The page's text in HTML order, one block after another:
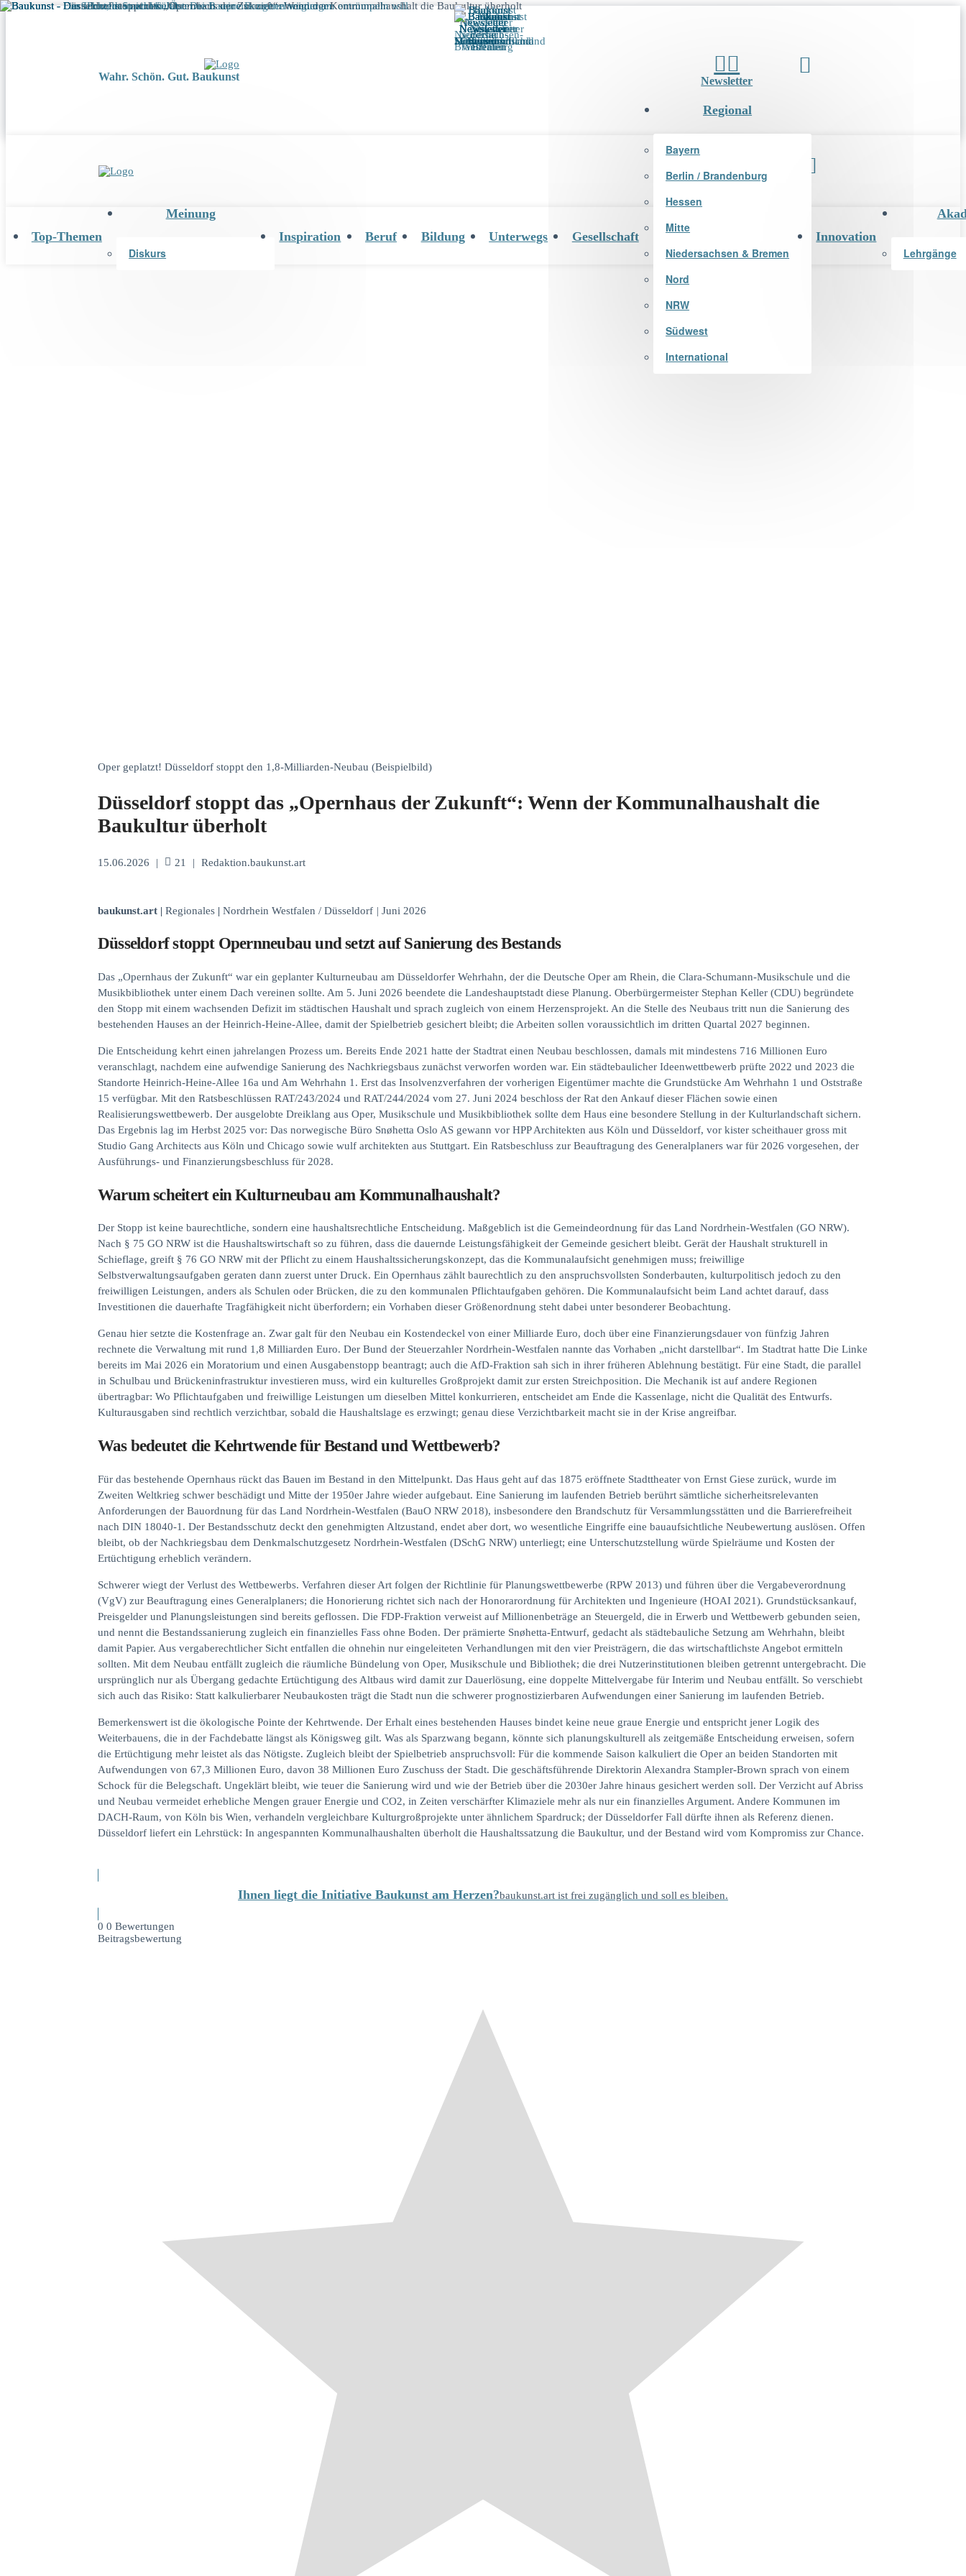
Wahr. Schön. Gut. Baukunst Newsletter
Newsletter
Top-Themen
Meinung
Diskurs
Inspiration Beruf Bildung Unterwegs Gesellschaft
Regional
Bayern
Berlin / Brandenburg
Hessen
Mitte
Niedersachsen & Bremen
Nord
NRW
Südwest
International
Innovation
Lehrgänge
Oper geplatzt! Düsseldorf stoppt den 1,8-Milliarden-Neubau (Beispielbild)
Düsseldorf stoppt das „Opernhaus der Zukunft“: Wenn der Kommunalhaushalt die
Baukultur überholt
15.06.2026 | 21 | Redaktion.baukunst.art
baukunst.art | Regionales | Nordrhein Westfalen / Düsseldorf | Juni 2026
Düsseldorf stoppt Opernneubau und setzt auf Sanierung des Bestands
Das „Opernhaus der Zukunft“ war ein geplanter Kulturneubau am Düsseldorfer Wehrhahn, der die Deutsche Oper am Rhein, die Clara-Schumann-Musikschule und die
Musikbibliothek unter einem Dach vereinen sollte. Am 5. Juni 2026 beendete die Landeshauptstadt diese Planung. Oberbürgermeister Stephan Keller (CDU) begründete
den Stopp mit einem wachsenden Defizit im städtischen Haushalt und sprach zugleich von einem Herzensprojekt. An die Stelle des Neubaus tritt nun die Sanierung des
bestehenden Hauses an der Heinrich-Heine-Allee, damit der Spielbetrieb gesichert bleibt; die Arbeiten sollen voraussichtlich im dritten Quartal 2027 beginnen.
Die Entscheidung kehrt einen jahrelangen Prozess um. Bereits Ende 2021 hatte der Stadtrat einen Neubau beschlossen, damals mit mindestens 716 Millionen Euro
veranschlagt, nachdem eine aufwendige Sanierung des Nachkriegsbaus zunächst verworfen worden war. Ein städtebaulicher Ideenwettbewerb prüfte 2022 und 2023 die
Standorte Heinrich-Heine-Allee 16a und Am Wehrhahn 1. Erst das Insolvenzverfahren der vorherigen Eigentümer machte die Grundstücke Am Wehrhahn 1 und Oststraße
15 verfügbar. Mit den Ratsbeschlüssen RAT/243/2024 und RAT/244/2024 vom 27. Juni 2024 beschloss der Rat den Ankauf dieser Flächen sowie einen
Realisierungswettbewerb. Der ausgelobte Dreiklang aus Oper, Musikschule und Musikbibliothek sollte dem Haus eine besondere Stellung in der Kulturlandschaft sichern.
Das Ergebnis lag im Herbst 2025 vor: Das norwegische Büro Snøhetta Oslo AS gewann vor HPP Architekten aus Köln und Düsseldorf, vor kister scheithauer gross mit
Studio Gang Architects aus Köln und Chicago sowie wulf architekten aus Stuttgart. Ein Ratsbeschluss zur Beauftragung des Generalplaners war für 2026 vorgesehen, der
Ausführungs- und Finanzierungsbeschluss für 2028.
Warum scheitert ein Kulturneubau am Kommunalhaushalt?
Der Stopp ist keine baurechtliche, sondern eine haushaltsrechtliche Entscheidung. Maßgeblich ist die Gemeindeordnung für das Land Nordrhein-Westfalen (GO NRW).
Nach § 75 GO NRW ist die Haushaltswirtschaft so zu führen, dass die dauernde Leistungsfähigkeit der Gemeinde gesichert bleibt. Gerät der Haushalt strukturell in
Schieflage, greift § 76 GO NRW mit der Pflicht zu einem Haushaltssicherungskonzept, das die Kommunalaufsicht genehmigen muss; freiwillige
Selbstverwaltungsaufgaben geraten dann zuerst unter Druck. Ein Opernhaus zählt baurechtlich zu den anspruchsvollsten Sonderbauten, kulturpolitisch jedoch zu den
freiwilligen Leistungen, anders als Schulen oder Brücken, die zu den kommunalen Pflichtaufgaben gehören. Die Kommunalaufsicht beim Land achtet darauf, dass
Investitionen die dauerhafte Tragfähigkeit nicht überfordern; ein Vorhaben dieser Größenordnung steht dabei unter besonderer Beobachtung.
Genau hier setzte die Kostenfrage an. Zwar galt für den Neubau ein Kostendeckel von einer Milliarde Euro, doch über eine Finanzierungsdauer von fünfzig Jahren
rechnete die Verwaltung mit rund 1,8 Milliarden Euro. Der Bund der Steuerzahler Nordrhein-Westfalen nannte das Vorhaben „nicht darstellbar“. Im Stadtrat hatte Die Linke
bereits im Mai 2026 ein Moratorium und einen Ausgabenstopp beantragt; auch die AfD-Fraktion sah sich in ihrer früheren Ablehnung bestätigt. Für eine Stadt, die parallel
in Schulbau und Brückeninfrastruktur investieren muss, wird ein kulturelles Großprojekt damit zur ersten Streichposition. Die Mechanik ist auf andere Regionen
übertragbar: Wo Pflichtaufgaben und freiwillige Leistungen um dieselben Mittel konkurrieren, entscheidet am Ende die Kassenlage, nicht die Qualität des Entwurfs.
Kulturausgaben sind rechtlich verzichtbar, sobald die Haushaltslage es erzwingt; genau diese Verzichtbarkeit macht sie in der Krise angreifbar.
Was bedeutet die Kehrtwende für Bestand und Wettbewerb?
Für das bestehende Opernhaus rückt das Bauen im Bestand in den Mittelpunkt. Das Haus geht auf das 1875 eröffnete Stadttheater von Ernst Giese zurück, wurde im
Zweiten Weltkrieg schwer beschädigt und Mitte der 1950er Jahre wieder aufgebaut. Eine Sanierung im laufenden Betrieb berührt sämtliche sicherheitsrelevanten
Anforderungen der Bauordnung für das Land Nordrhein-Westfalen (BauO NRW 2018), insbesondere den Brandschutz für Versammlungsstätten und die Barrierefreiheit
nach DIN 18040-1. Der Bestandsschutz deckt den genehmigten Altzustand, endet aber dort, wo wesentliche Eingriffe eine bauaufsichtliche Neubewertung auslösen. Offen
bleibt, ob der Nachkriegsbau dem Denkmalschutzgesetz Nordrhein-Westfalen (DSchG NRW) unterliegt; eine Unterschutzstellung würde Spielräume und Kosten der
Ertüchtigung erheblich verändern.
Schwerer wiegt der Verlust des Wettbewerbs. Verfahren dieser Art folgen der Richtlinie für Planungswettbewerbe (RPW 2013) und führen über die Vergabeverordnung
(VgV) zur Beauftragung eines Generalplaners; die Honorierung richtet sich nach der Honorarordnung für Architekten und Ingenieure (HOAI 2021). Grundstücksankauf,
Preisgelder und Planungsleistungen sind bereits geflossen. Die FDP-Fraktion verweist auf Millionenbeträge an Steuergeld, die in Erwerb und Wettbewerb gebunden seien,
und nennt die Bestandssanierung zugleich ein finanzielles Fass ohne Boden. Der prämierte Snøhetta-Entwurf, gedacht als städtebauliche Setzung am Wehrhahn, bleibt
damit Papier. Aus vergaberechtlicher Sicht entfallen die ohnehin nur eingeleiteten Verhandlungen mit den vier Preisträgern, die das wirtschaftlichste Angebot ermitteln
sollten. Mit dem Neubau entfällt zugleich die räumliche Bündelung von Oper, Musikschule und Bibliothek; die drei Nutzerinstitutionen bleiben getrennt untergebracht. Die
ursprünglich nur als Übergang gedachte Ertüchtigung des Altbaus wird damit zur Dauerlösung, eine doppelte Mittelvergabe für Interim und Neubau entfällt. So verschiebt
sich auch das Risiko: Statt kalkulierbarer Neubaukosten trägt die Stadt nun die schwerer prognostizierbaren Aufwendungen einer Sanierung im laufenden Betrieb.
Bemerkenswert ist die ökologische Pointe der Kehrtwende. Der Erhalt eines bestehenden Hauses bindet keine neue graue Energie und entspricht jener Logik des
Weiterbauens, die in der Fachdebatte längst als Königsweg gilt. Was als Sparzwang begann, könnte sich planungskulturell als zeitgemäße Entscheidung erweisen, sofern
die Ertüchtigung mehr leistet als das Nötigste. Zugleich bleibt der Spielbetrieb anspruchsvoll: Für die kommende Saison kalkuliert die Oper an beiden Standorten mit
Aufwendungen von 67,3 Millionen Euro, davon 38 Millionen Euro Zuschuss der Stadt. Die geschäftsführende Direktorin Alexandra Stampler-Brown sprach von einem
Schock für die Belegschaft. Ungeklärt bleibt, wie teuer die Sanierung wird und wie der Betrieb über die 2030er Jahre hinaus gesichert werden soll. Der Verzicht auf Abriss
und Neubau vermeidet erhebliche Mengen grauer Energie und CO2, in Zeiten verschärfter Klimaziele mehr als nur ein finanzielles Argument. Andere Kommunen im
DACH-Raum, von Köln bis Wien, verhandeln vergleichbare Kulturgroßprojekte unter ähnlichem Spardruck; der Düsseldorfer Fall dürfte ihnen als Referenz dienen.
Düsseldorf liefert ein Lehrstück: In angespannten Kommunalhaushalten überholt die Haushaltssatzung die Baukultur, und der Bestand wird vom Kompromiss zur Chance.
Ihnen liegt die Initiative Baukunst am Herzen?baukunst.art ist frei zugänglich und soll es bleiben.
0 0 Bewertungen
Beitragsbewertung